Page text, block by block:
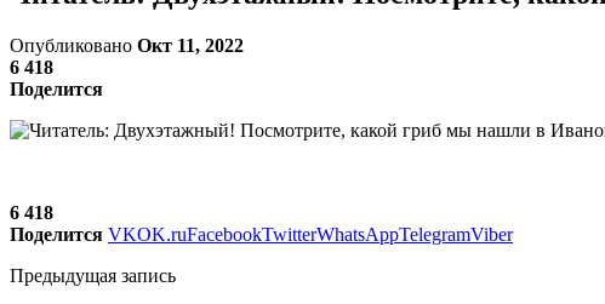
Опубликовано Окт 11, 2022
6 418
Поделится
6 418
Поделится VKOK.ruFacebookTwitterWhatsAppTelegramViber
Предыдущая запись